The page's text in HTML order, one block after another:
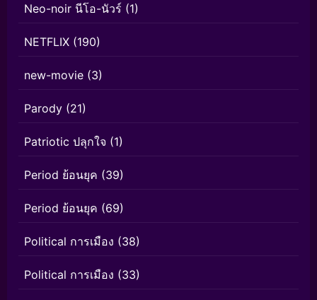
Neo-noir นีโอ-นัวร์ (1)
NETFLIX (190)
new-movie (3)
Parody (21)
Patriotic ปลุกใจ (1)
Period ย้อนยุค (39)
Period ย้อนยุค (69)
Political การเมือง (38)
Political การเมือง (33)